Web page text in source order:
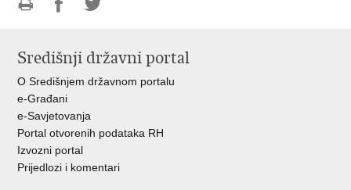
FacebookuTwitteru
Središnji državni portal
O Središnjem državnom portalu
e-Građani
e-Savjetovanja
Portal otvorenih podataka RH
Izvozni portal
Prijedlozi i komentari